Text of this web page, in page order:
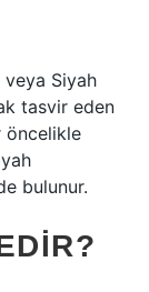
veya Siyah
tasvir eden
öncelikle
bulunur.